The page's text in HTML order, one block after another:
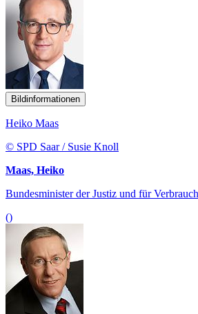
Bildinformationen
Heiko Maas
© SPD Saar / Susie Knoll
Maas, Heiko
Bundesminister der Justiz und für
()